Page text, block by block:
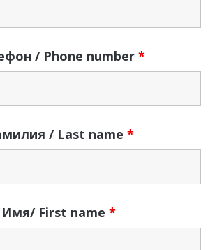
/ Phone number *
/ Last name *
Имя/ First name *